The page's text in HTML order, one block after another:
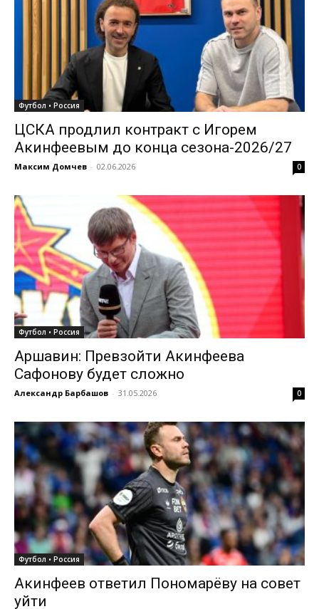
Футбол • Россия
ЦСКА продлил контракт с Игорем
Акинфеевым до конца сезона-2026/27
Максим Домчев - 02.06.2026 0
Футбол • Россия
Аршавин: Превзойти Акинфеева
Сафонову будет сложно
Александр Барбашов - 31.05.2026 0
Футбол • Россия
Акинфеев ответил Пономарёву на совет
уйти